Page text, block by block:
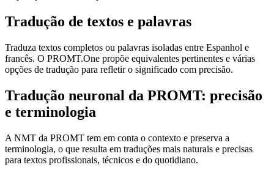
Tradução de textos e palavras
Traduza textos completos ou palavras isoladas entre Espanhol e
francês. O PROMT.One propõe equivalentes pertinentes e várias
opções de tradução para refletir o significado com precisão.
Tradução neuronal da PROMT: precisão
e terminologia
A NMT da PROMT tem em conta o contexto e preserva a
terminologia, o que resulta em traduções mais naturais e precisas
para textos profissionais, técnicos e do quotidiano.